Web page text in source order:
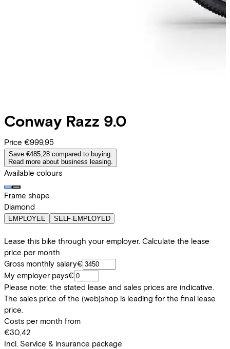
Conway Razz 9.0
Price €999,95
Save €485,28 compared to buying.
Read more about business leasing.
Available colours
Frame shape
Diamond
EMPLOYEE SELF-EMPLOYED
Lease this bike through your employer. Calculate the lease
price per month
Gross monthly salary€
My employer pays€
Please note: the stated lease and sales prices are indicative.
The sales price of the (web)shop is leading for the final lease
price.
Costs per month from
€30,42
Incl. Service & insurance package